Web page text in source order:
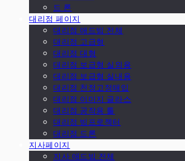
드 론
대리점 페이지
대리점 애드빔 전체
대리점 고급형
대리점 대형
대리점 보급형 실외용
대리점 보급형 실내용
대리점 천정고정매입
대리점 이미지 글라스
대리점 공작용 툴
대리점 빔프로젝터
대리점 드론
지사페이지
지사 애드빔 전체